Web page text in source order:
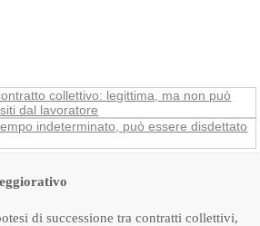
collettivo: legittima, ma non può
dal lavoratore
indeterminato, può essere disdettato
di successione tra contratti collettivi,